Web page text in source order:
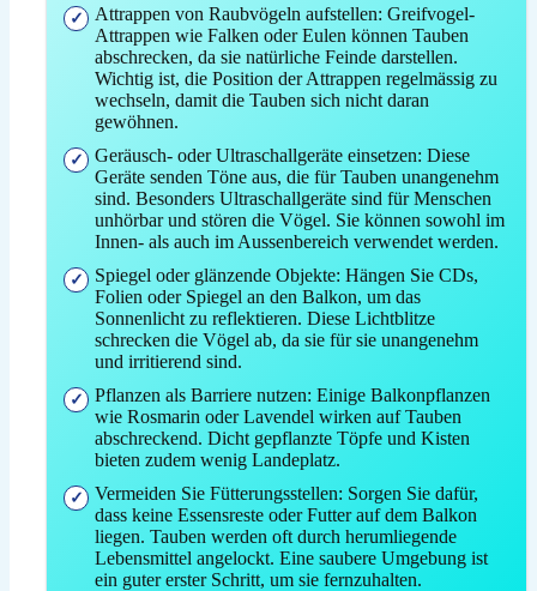
Attrappen von Raubvögeln aufstellen: Greifvogel-
Attrappen wie Falken oder Eulen können Tauben
abschrecken, da sie natürliche Feinde darstellen.
Wichtig ist, die Position der Attrappen regelmässig zu
wechseln, damit die Tauben sich nicht daran
gewöhnen.
Geräusch- oder Ultraschallgeräte einsetzen: Diese
Geräte senden Töne aus, die für Tauben unangenehm
sind. Besonders Ultraschallgeräte sind für Menschen
unhörbar und stören die Vögel. Sie können sowohl im
Innen- als auch im Aussenbereich verwendet werden.
Spiegel oder glänzende Objekte: Hängen Sie CDs,
Folien oder Spiegel an den Balkon, um das
Sonnenlicht zu reflektieren. Diese Lichtblitze
schrecken die Vögel ab, da sie für sie unangenehm
und irritierend sind.
Pflanzen als Barriere nutzen: Einige Balkonpflanzen
wie Rosmarin oder Lavendel wirken auf Tauben
abschreckend. Dicht gepflanzte Töpfe und Kisten
bieten zudem wenig Landeplatz.
Vermeiden Sie Fütterungsstellen: Sorgen Sie dafür,
dass keine Essensreste oder Futter auf dem Balkon
liegen. Tauben werden oft durch herumliegende
Lebensmittel angelockt. Eine saubere Umgebung ist
ein guter erster Schritt, um sie fernzuhalten.